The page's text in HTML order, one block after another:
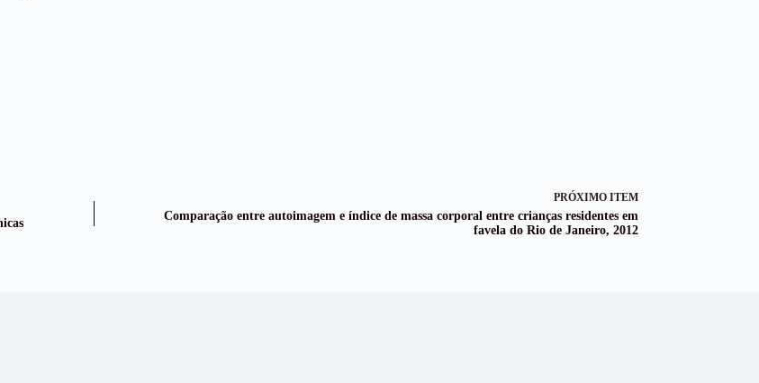
PRÓXIMO ITEM
Comparação entre autoimagem e índice de massa corporal entre crianças residentes em
favela do Rio de Janeiro, 2012